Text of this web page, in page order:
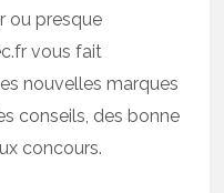
ou presque
vous fait
nouvelles marques
conseils, des bonne
concours.